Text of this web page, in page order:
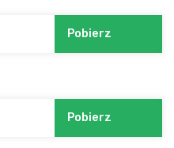
Pobierz
Pobierz